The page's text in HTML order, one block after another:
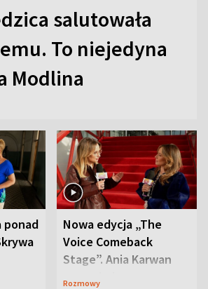
salutowała
To niejedyna
Modlina
ponad
Nowa edycja „The
Voice Comeback
Stage”. Ania Karwan
zapowiada
Rozmowy